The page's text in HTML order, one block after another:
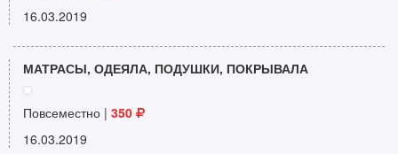
16.03.2019
МАТРАСЫ, ОДЕЯЛА, ПОДУШКИ, ПОКРЫВАЛА
Повсеместно | 350
16.03.2019